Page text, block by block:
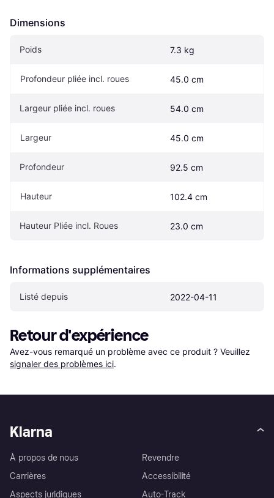
Dimensions
Poids 7.3 kg
Profondeur pliée incl. roues 45.0 cm
Largeur pliée incl. roues 54.0 cm
Largeur 45.0 cm
Profondeur 92.5 cm
Hauteur 102.4 cm
Hauteur Pliée incl. Roues 23.0 cm
Informations supplémentaires
Listé depuis 2022-04-11
Retour d'expérience
Avez-vous remarqué un problème avec ce produit ? Veuillez
signaler des problèmes ici.
Klarna
À propos de nous
Carrières
Aspects juridiques
Revendre
Accessibilité
Auto-Track